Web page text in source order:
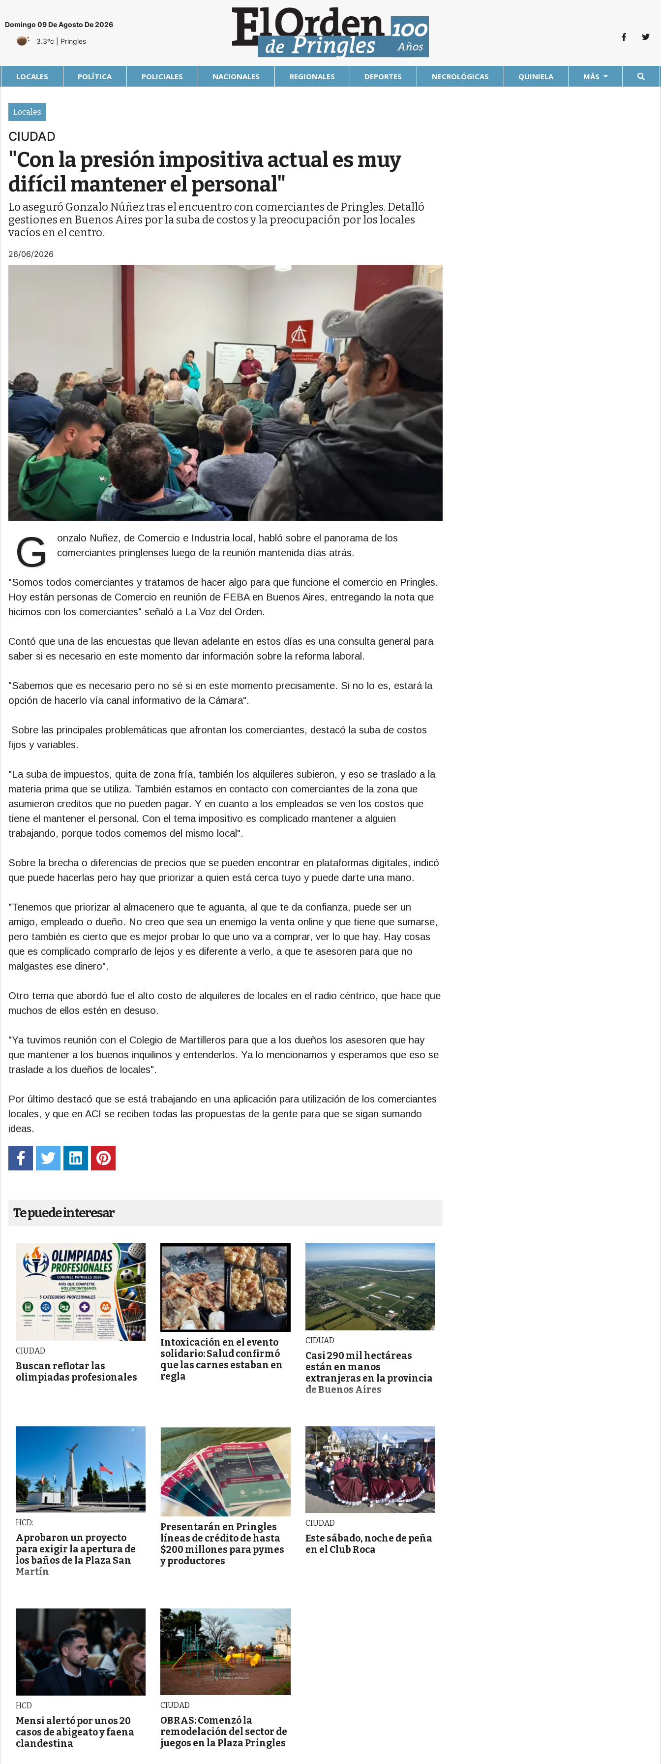
Domingo 09 De Agosto De 2026
3.3ºc
| Pringles
LOCALES POLÍTICA POLICIALES NACIONALES REGIONALES DEPORTES NECROLÓGICAS QUINIELA MÁS
Locales
CIUDAD
"Con la presión impositiva actual es muy
difícil mantener el personal"
Lo aseguró Gonzalo Núñez tras el encuentro con comerciantes de Pringles. Detalló
gestiones en Buenos Aires por la suba de costos y la preocupación por los locales
vacíos en el centro.
26/06/2026
G
onzalo Nuñez, de Comercio e Industria local, habló sobre el panorama de los
comerciantes pringlenses luego de la reunión mantenida días atrás.
"Somos todos comerciantes y tratamos de hacer algo para que funcione el comercio en Pringles.
Hoy están personas de Comercio en reunión de FEBA en Buenos Aires, entregando la nota que
hicimos con los comerciantes" señaló a La Voz del Orden.
Contó que una de las encuestas que llevan adelante en estos días es una consulta general para
saber si es necesario en este momento dar información sobre la reforma laboral.
"Sabemos que es necesario pero no sé si en este momento precisamente. Si no lo es, estará la
opción de hacerlo vía canal informativo de la Cámara".
Sobre las principales problemáticas que afrontan los comerciantes, destacó la suba de costos
fijos y variables.
"La suba de impuestos, quita de zona fría, también los alquileres subieron, y eso se traslado a la
materia prima que se utiliza. También estamos en contacto con comerciantes de la zona que
asumieron creditos que no pueden pagar. Y en cuanto a los empleados se ven los costos que
tiene el mantener el personal. Con el tema impositivo es complicado mantener a alguien
trabajando, porque todos comemos del mismo local".
Sobre la brecha o diferencias de precios que se pueden encontrar en plataformas digitales, indicó
que puede hacerlas pero hay que priorizar a quien está cerca tuyo y puede darte una mano.
"Tenemos que priorizar al almacenero que te aguanta, al que te da confianza, puede ser un
amigo, empleado o dueño. No creo que sea un enemigo la venta online y que tiene que sumarse,
pero también es cierto que es mejor probar lo que uno va a comprar, ver lo que hay. Hay cosas
que es complicado comprarlo de lejos y es diferente a verlo, a que te asesoren para que no
malgastes ese dinero".
Otro tema que abordó fue el alto costo de alquileres de locales en el radio céntrico, que hace que
muchos de ellos estén en desuso.
"Ya tuvimos reunión con el Colegio de Martilleros para que a los dueños los asesoren que hay
que mantener a los buenos inquilinos y entenderlos. Ya lo mencionamos y esperamos que eso se
traslade a los dueños de locales".
Por último destacó que se está trabajando en una aplicación para utilización de los comerciantes
locales, y que en ACI se reciben todas las propuestas de la gente para que se sigan sumando
ideas.
Te puede interesar
CIUDAD
Buscan reflotar las
olimpiadas profesionales
Intoxicación en el evento
solidario: Salud confirmó
que las carnes estaban en
regla
CIDUAD
Casi 290 mil hectáreas
están en manos
extranjeras en la provincia
de Buenos Aires
HCD:
Aprobaron un proyecto
para exigir la apertura de
los baños de la Plaza San
Martín
Presentarán en Pringles
líneas de crédito de hasta
$200 millones para pymes
y productores
CIUDAD
Este sábado, noche de peña
en el Club Roca
HCD
Mensi alertó por unos 20
casos de abigeato y faena
clandestina
CIUDAD
OBRAS: Comenzó la
remodelación del sector de
juegos en la Plaza Pringles